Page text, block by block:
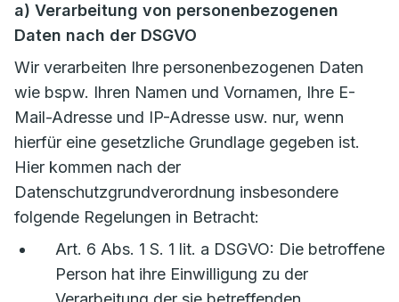
a) Verarbeitung von personenbezogenen
Daten nach der DSGVO
Wir verarbeiten Ihre personenbezogenen Daten
wie bspw. Ihren Namen und Vornamen, Ihre E-
Mail-Adresse und IP-Adresse usw. nur, wenn
hierfür eine gesetzliche Grundlage gegeben ist.
Hier kommen nach der
Datenschutzgrundverordnung insbesondere
folgende Regelungen in Betracht:
Art. 6 Abs. 1 S. 1 lit. a DSGVO: Die betroffene
Person hat ihre Einwilligung zu der